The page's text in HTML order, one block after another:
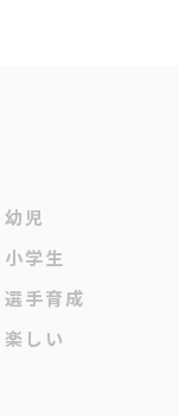
幼児
小学生
選手育成
楽しい